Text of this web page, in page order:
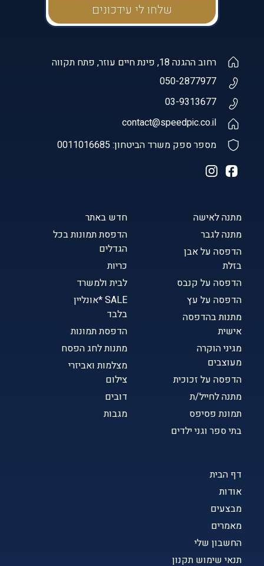
דף הבית
אודות
מבצעים
מאמרים
החשבון שלי
תנאי שימוש תקנון
מתנה לאישה
מתנה לגבר
הדפסה על אבן
בזלת
הדפסה על קנבס
הדפסה על עץ
מתנות בהדפסה
אישית
מגיני הוקרה
מעוצבים
הדפסה על זכוכית
מתנה לחייל/ת
תמונת פסיפס
בתי ספר וגני ילדים
חדש באתר
הדפסת תמונות בכל
הגדלים
כריות
לבית ולמשרד
SALE *אונליין
בלבד
הדפסת תמונות
מתנות לחג הפסח
מצלמות ואביזרי
צילום
דובים
מגבות
רחוב ההגנה 18, פינת חיים עוזר, פתח תקווה
050-2877977
03-9313677
contact@speedpic.co.il
מספר ספק משרד הביטחון: 0011016685